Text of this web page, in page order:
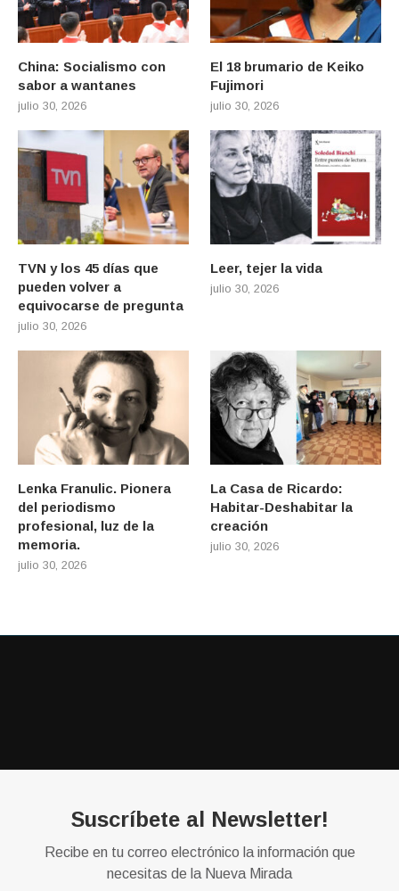
China: Socialismo con
sabor a wantanes
julio 30, 2026
El 18 brumario de Keiko
Fujimori
julio 30, 2026
TVN y los 45 días que
pueden volver a
equivocarse de pregunta
julio 30, 2026
Leer, tejer la vida
julio 30, 2026
Lenka Franulic. Pionera
del periodismo
profesional, luz de la
memoria.
julio 30, 2026
La Casa de Ricardo:
Habitar-Deshabitar la
creación
julio 30, 2026
Suscríbete al Newsletter!
Recibe en tu correo electrónico la información que
necesitas de la Nueva Mirada